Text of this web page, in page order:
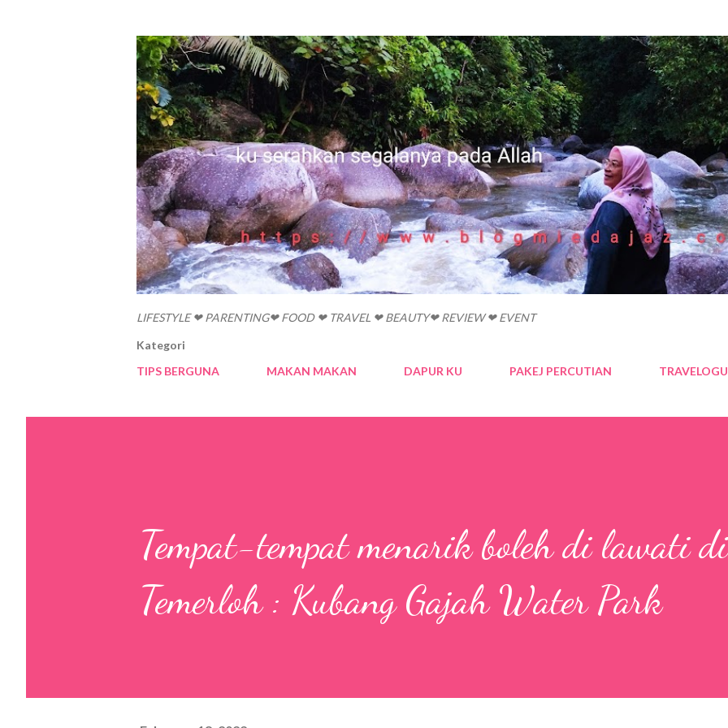
LIFESTYLE ❤ PARENTING❤ FOOD ❤ TRAVEL ❤ BEAUTY❤ REVIEW ❤ EVENT
Kategori
TIPS BERGUNA
MAKAN MAKAN DAPUR KU PAKEJ PERCUTIAN
Tempat-tempat menarik boleh di lawati di
Temerloh : Kubang Gajah Water Park